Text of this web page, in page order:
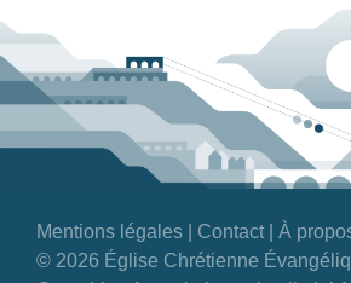
Mentions légales Contact
À
© 2026 Église Chrétienne